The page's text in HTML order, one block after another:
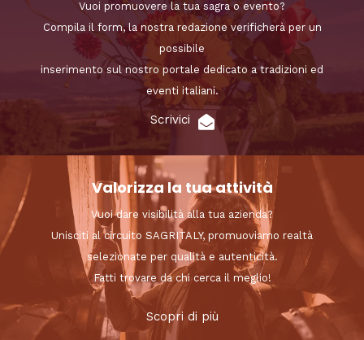
Vuoi promuovere la tua sagra o evento?
Compila il form, la nostra redazione verificherà per un
possibile
inserimento sul nostro portale dedicato a tradizioni ed
eventi italiani.
Scrivici
Valorizza la tua attività
Vuoi dare visibilità alla tua azienda?
Unisciti al circuito SAGRITALY, promuoviamo realtà
selezionate per qualità e autenticità.
Fatti trovare da chi cerca il meglio!
Scopri di più